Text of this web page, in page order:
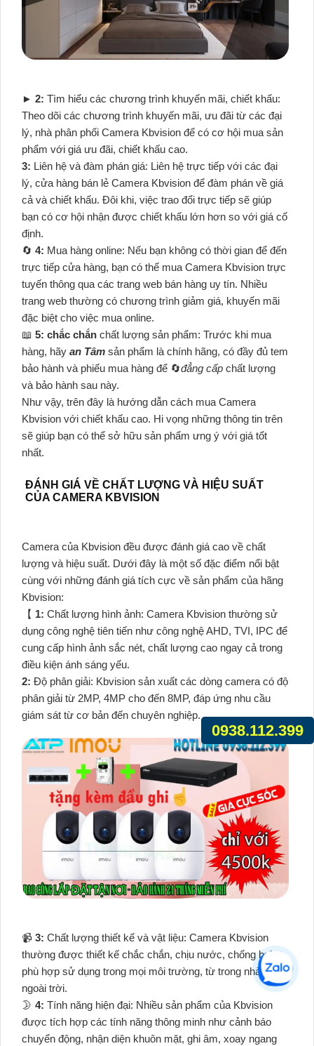
► 2: Tìm hiểu các chương trình khuyến mãi, chiết khấu:
Theo dõi các chương trình khuyến mãi, ưu đãi từ các đại
lý, nhà phân phối Camera Kbvision để có cơ hội mua sản
phẩm với giá ưu đãi, chiết khấu cao.
3: Liên hệ và đàm phán giá: Liên hệ trực tiếp với các đại
lý, cửa hàng bán lẻ Camera Kbvision để đàm phán về giá
cả và chiết khấu. Đôi khi, việc trao đổi trực tiếp sẽ giúp
bạn có cơ hội nhận được chiết khấu lớn hơn so với giá cố
định.
🔄 4: Mua hàng online: Nếu bạn không có thời gian để đến
trực tiếp cửa hàng, bạn có thể mua Camera Kbvision trực
tuyến thông qua các trang web bán hàng uy tín. Nhiều
trang web thường có chương trình giảm giá, khuyến mãi
đặc biệt cho việc mua online.
📖 5: chắc chắn chất lượng sản phẩm: Trước khi mua
hàng, hãy an Tâm sản phẩm là chính hãng, có đầy đủ tem
bảo hành và phiếu mua hàng để 🔄đẳng cấp chất lượng
và bảo hành sau này.
Như vậy, trên đây là hướng dẫn cách mua Camera
Kbvision với chiết khấu cao. Hi vọng những thông tin trên
sẽ giúp bạn có thể sở hữu sản phẩm ưng ý với giá tốt
nhất.
ĐÁNH GIÁ VỀ CHẤT LƯỢNG VÀ HIỆU SUẤT
CỦA CAMERA KBVISION
Camera của Kbvision đều được đánh giá cao về chất
lượng và hiệu suất. Dưới đây là một số đặc điểm nổi bật
cùng với những đánh giá tích cực về sản phẩm của hãng
Kbvision:
【 1: Chất lượng hình ảnh: Camera Kbvision thường sử
dụng công nghệ tiên tiến như công nghệ AHD, TVI, IPC để
cung cấp hình ảnh sắc nét, chất lượng cao ngay cả trong
điều kiện ánh sáng yếu.
2: Độ phân giải: Kbvision sản xuất các dòng camera có độ
phân giải từ 2MP, 4MP cho đến 8MP, đáp ứng nhu cầu
giám sát từ cơ bản đến chuyên nghiệp.
📹 3: Chất lượng thiết kế và vật liệu: Camera Kbvision
thường được thiết kế chắc chắn, chịu nước, chống bụi,
phù hợp sử dụng trong mọi môi trường, từ trong nhà đến
ngoài trời.
🌛 4: Tính năng hiện đại: Nhiều sản phẩm của Kbvision
được tích hợp các tính năng thông minh như cảnh báo
chuyển động, nhận diện khuôn mặt, ghi âm, xoay ngang
0938.112.399